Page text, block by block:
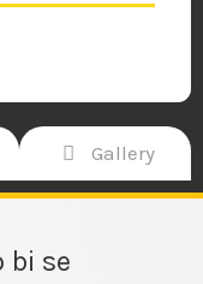
Gallery
bi se